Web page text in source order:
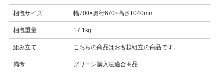
梱包サイズ 幅700×奥行670×高さ1040mm
梱包重量 17.1kg
組み立て こちらの商品はお客様組立の商品です。
備考 グリーン購入法適合商品